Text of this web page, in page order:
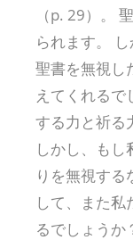
（p. 29）。
られます。
聖書を無視し
えてくれるで
する力と祈る
しかし、も
りを無視する
して、また私
るでしょうか